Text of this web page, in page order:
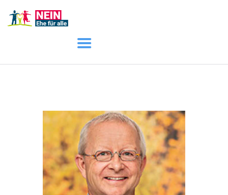
START
ÜBER UNS
DOWNLOADS